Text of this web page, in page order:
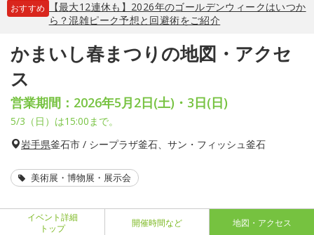
おすすめ
【最大12連休も】2026年のゴールデンウィークはいつか
ら？混雑ピーク予想と回避術をご紹介
かまいし春まつりの地図・アクセ
ス
営業期間：2026年5月2日(土)・3日(日)
5/3（日）は15:00まで。
岩手県釜石市 / シープラザ釜石、サン・フィッシュ釜石
美術展・博物展・展示会
イベント詳細
トップ
開催時間など 地図・アクセス